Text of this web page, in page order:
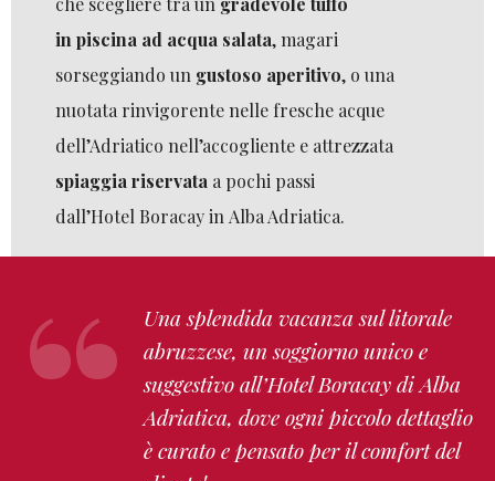
in piscina ad acqua salata, magari
sorseggiando un gustoso aperitivo, o una
nuotata rinvigorente nelle fresche acque
dell’Adriatico nell’accogliente e attrezzata
spiaggia riservata a pochi passi
dall’Hotel Boracay in Alba Adriatica.
Una splendida vacanza sul litorale
abruzzese, un soggiorno unico e
suggestivo all’Hotel Boracay di Alba
Adriatica, dove ogni piccolo dettaglio
è curato e pensato per il comfort del